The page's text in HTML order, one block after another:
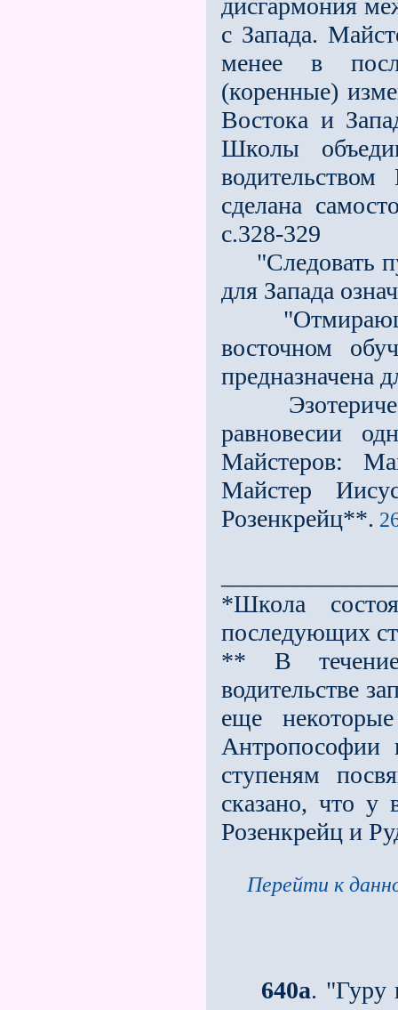
дисгармония
с Запада.
менее в
(коренные)
Востока и
Школы
сделана
с.328-329
"Следовать
для Запада
восточном
предназначена
равновесии
Майстеров:
Майстер
Розенкрейц**.
*Школа
последующих
** В
водительстве
еще
Антропософии
ступе­ням
сказано, что у
Розенкрейц и
Перейти к
640а. "Гуру